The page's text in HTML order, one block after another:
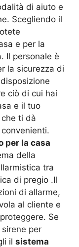
di aiuto e
Scegliendo il
e per la
Il personale è
la sicurezza di
ciò di cui hai
e il tuo
ti dà
per la casa
della
tra
di pregio .Il
di allarme,
al cliente e
Se
per
il sistema